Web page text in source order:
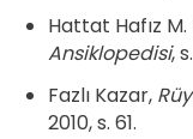
Hattat Hafız
Ansiklopedisi,
Fazlı Kazar,
2010, s. 61.